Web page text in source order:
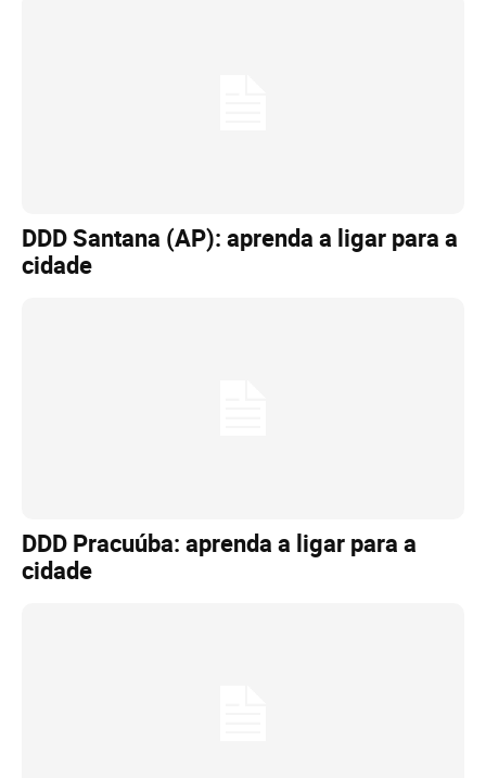
DDD Santana (AP): aprenda a ligar para a
cidade
DDD Pracuúba: aprenda a ligar para a
cidade